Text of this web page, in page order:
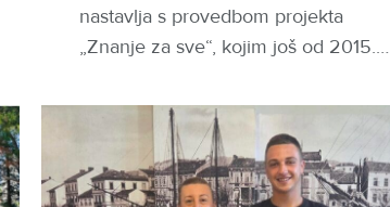
nastavlja s provedbom projekta
„Znanje za sve“, kojim još od 2015.…